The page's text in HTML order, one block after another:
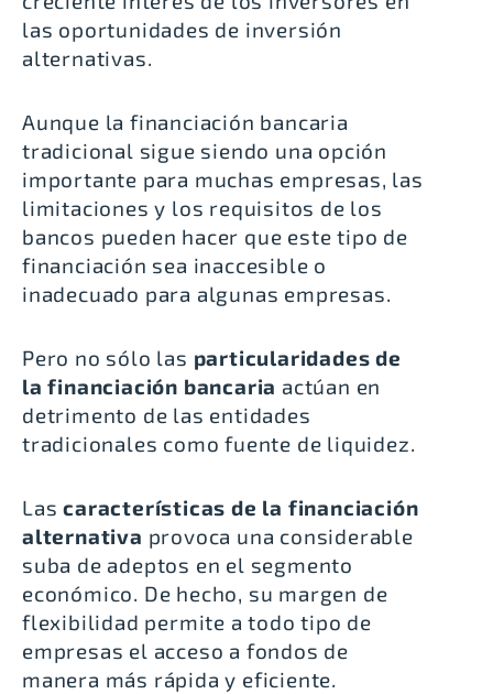
las oportunidades de inversión
alternativas.
Aunque la financiación bancaria
tradicional sigue siendo una opción
importante para muchas empresas, las
limitaciones y los requisitos de los
bancos pueden hacer que este tipo de
financiación sea inaccesible o
inadecuado para algunas empresas.
Pero no sólo las particularidades de
la financiación bancaria actúan en
detrimento de las entidades
tradicionales como fuente de liquidez.
Lascaracterísticas de la financiación
alternativa provoca una considerable
suba de adeptos en el segmento
económico. De hecho, su margen de
flexibilidad permite a todo tipo de
empresas el acceso a fondos de
manera más rápida y eficiente.